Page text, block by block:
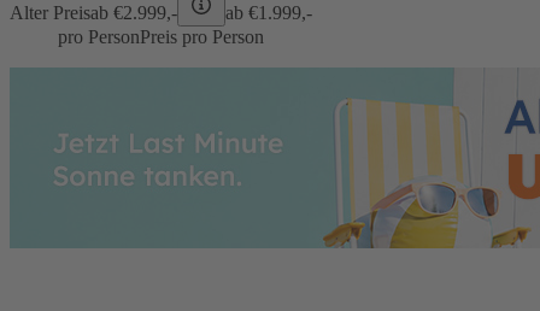
Alter Preisab €2.999,- ab €1.999,-
pro PersonPreis pro Person